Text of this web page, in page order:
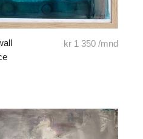
kr1 350/mnd